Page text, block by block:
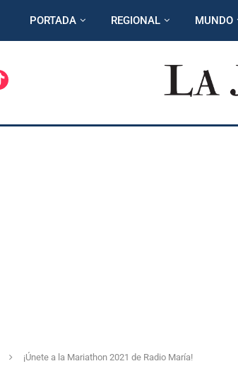
PORTADA REGIONAL MUNDO
¡Únete a la Mariathon 2021 de Radio María!